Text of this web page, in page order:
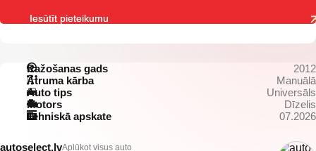
Ražošanas gads
2012
Ātruma kārba
Manuālā
Auto tips
Universāls
Motors
Dīzelis
Tehniskā apskate
07.2026
autoselect.lvAplūkot visus auto